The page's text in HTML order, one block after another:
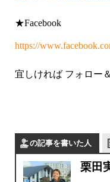
★Facebook
https://
宜しければ フォロー
この記事を書いた人
栗田